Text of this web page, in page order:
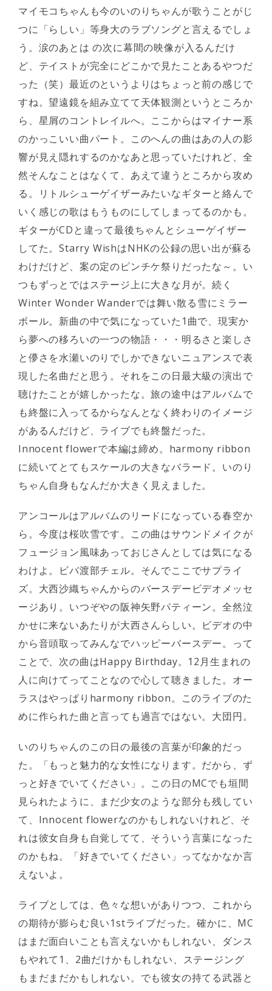
マイモコちゃんも今のいのりちゃんが歌うことがじ
つに「らしい」等身大のラブソングと言えるでしょ
う。涙のあとは の次に幕間の映像が入るんだけ
ど、テイストが完全にどこかで見たことあるやつだ
った（笑）最近のというよりはちょっと前の感じで
すね。望遠鏡を組み立てて天体観測というところか
ら、星屑のコントレイルへ。ここからはマイナー系
のかっこいい曲パート。このへんの曲はあの人の影
響が見え隠れするのかなあと思っていたけれど、全
然そんなことはなくて、あえて違うところから攻め
る。リトルシューゲイザーみたいなギターと絡んで
いく感じの歌はもうものにしてしまってるのかも。
ギターがCDと違って最後ちゃんとシューゲイザー
してた。Starry WishはNHKの公録の思い出が蘇る
わけだけど、案の定のピンチケ祭りだったな～。い
つもずっとではステージ上に大きな月が。続く
Winter Wonder Wanderでは舞い散る雪にミラー
ボール。新曲の中で気になっていた1曲で、現実か
ら夢への移ろいの一つの物語・・・明るさと楽しさ
と儚さを水瀬いのりでしかできないニュアンスで表
現した名曲だと思う。それをこの日最大級の演出で
聴けたことが嬉しかったな。旅の途中はアルバムで
も終盤に入ってるからなんとなく終わりのイメージ
があるんだけど、ライブでも終盤だった。
Innocent flowerで本編は締め。harmony ribbon
に続いてとてもスケールの大きなバラード。いのり
ちゃん自身もなんだか大きく見えました。
アンコールはアルバムのリードになっている春空か
ら。今度は桜吹雪です。この曲はサウンドメイクが
フュージョン風味あっておじさんとしては気になる
わけよ。ビバ渡部チェル。そんでここでサプライ
ズ。大西沙織ちゃんからのバースデービデオメッセ
ージあり。いつぞやの阪神矢野パティーン。全然泣
かせに来ないあたりが大西さんらしい。ビデオの中
から音頭取ってみんなでハッピーバースデー。って
ことで、次の曲はHappy Birthday。12月生まれの
人に向けてってことなので心して聴きました。オー
ラスはやっぱりharmony ribbon。このライブのた
めに作られた曲と言っても過言ではない。大団円。
いのりちゃんのこの日の最後の言葉が印象的だっ
た。「もっと魅力的な女性になります。だから、ず
っと好きでいてください」。この日のMCでも垣間
見られたように、まだ少女のような部分も残してい
て、Innocent flowerなのかもしれないけれど、そ
れは彼女自身も自覚してて、そういう言葉になった
のかもね。「好きでいてください」ってなかなか言
えないよ。
ライブとしては、色々な想いがありつつ、これから
の期待が膨らむ良い1stライブだった。確かに、MC
はまだ面白いことも言えないかもしれない、ダンス
もやれて1、2曲だけかもしれない、ステージング
もまだまだかもしれない。でも彼女の持てる武器と